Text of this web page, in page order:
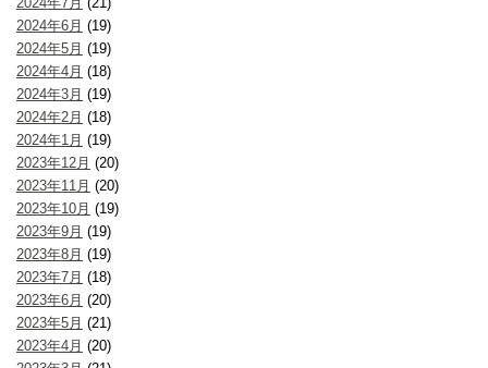
2024年6月 (19)
2024年5月 (19)
2024年4月 (18)
2024年3月 (19)
2024年2月 (18)
2024年1月 (19)
2023年12月 (20)
2023年11月 (20)
2023年10月 (19)
2023年9月 (19)
2023年8月 (19)
2023年7月 (18)
2023年6月 (20)
2023年5月 (21)
2023年4月 (20)